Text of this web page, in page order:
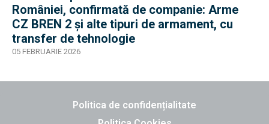
României, confirmată de companie: Arme
CZ BREN 2 și alte tipuri de armament, cu
transfer de tehnologie
05 FEBRUARIE 2026
Politica de confidențialitate